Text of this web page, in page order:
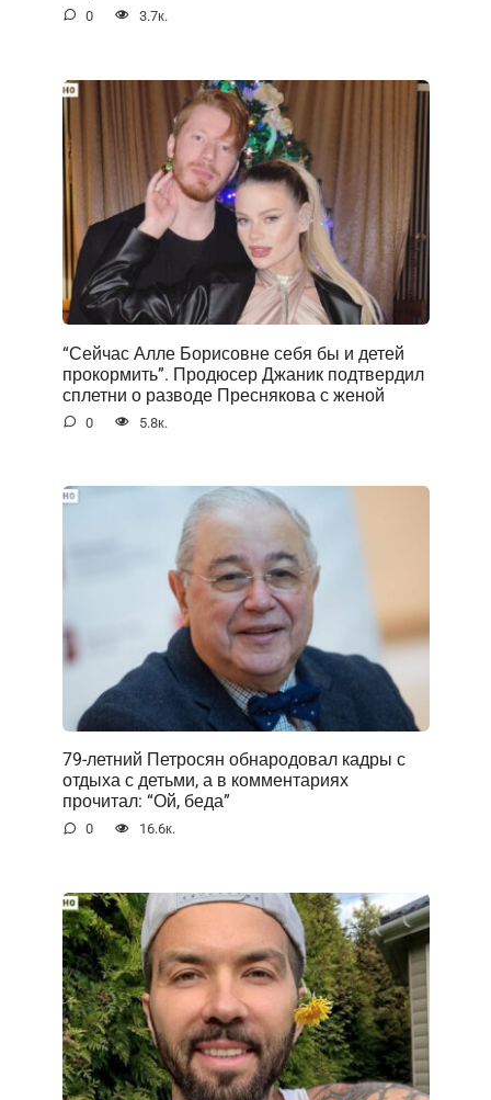
0 3.7к.
“Сейчас Алле Борисовне себя бы и детей
прокормить”. Продюсер Джаник подтвердил
сплетни о разводе Преснякова с женой
0 5.8к.
79-летний Петросян обнародовал кадры с
отдыха с детьми, а в комментариях
прочитал: “Ой, беда”
0 16.6к.